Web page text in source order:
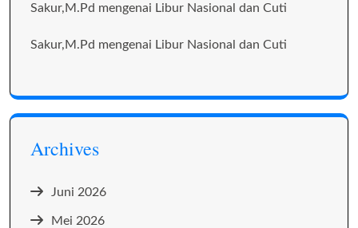
Sakur,M.Pd mengenai Libur Nasional dan Cuti
Sakur,M.Pd mengenai Libur Nasional dan Cuti
Archives
Juni 2026
Mei 2026